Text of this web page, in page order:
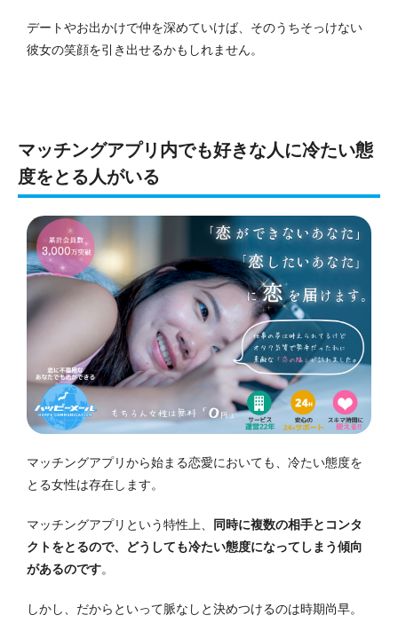
デートやお出かけで仲を深めていけば、そのうちそっけない
彼女の笑顔を引き出せるかもしれません。
マッチングアプリ内でも好きな人に冷たい態
度をとる人がいる
マッチングアプリから始まる恋愛においても、冷たい態度を
とる女性は存在します。
マッチングアプリという特性上、
同時に複数の相手とコンタ
クトをとるので、どうしても冷たい態度になってしまう傾向
があるのです。
しかし、だからといって脈なしと決めつけるのは時期尚早。